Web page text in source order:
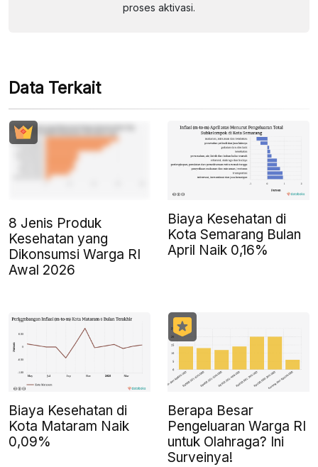
proses aktivasi.
Data Terkait
8 Jenis Produk
Kesehatan yang
Dikonsumsi Warga RI
Awal 2026
Biaya Kesehatan di
Kota Semarang Bulan
April Naik 0,16%
Biaya Kesehatan di
Kota Mataram Naik
0,09%
Berapa Besar
Pengeluaran Warga RI
untuk Olahraga? Ini
Surveinya!